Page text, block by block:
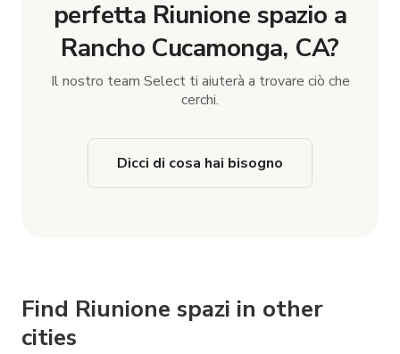
perfetta Riunione spazio a
Rancho Cucamonga, CA?
Il nostro team Select ti aiuterà a trovare ciò che
cerchi.
Dicci di cosa hai bisogno
Find Riunione spazi in other
cities